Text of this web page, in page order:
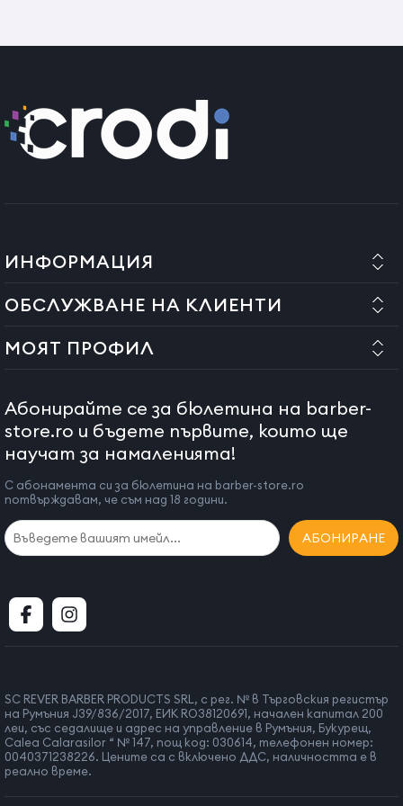
ИНФОРМАЦИЯ
ОБСЛУЖВАНЕ НА КЛИЕНТИ
МОЯТ ПРОФИЛ
Абонирайте се за бюлетина на barber-
store.ro и бъдете първите, които ще
научат за намаленията!
С абонамента си за бюлетина на barber-store.ro
потвърждавам, че съм над 18 години.
АБОНИРАНЕ
SC REVER BARBER PRODUCTS SRL, с рег. № в Търговския регистър
на Румъния J39/836/2017, ЕИК RO38120691, начален капитал 200
леи, със седалище и адрес на управление в Румъния, Букурещ,
Calea Calarasilor “ № 147, пощ код: 030614, телефонен номер:
0040371238226. Цените са с включено ДДС, наличността е в
реално време.